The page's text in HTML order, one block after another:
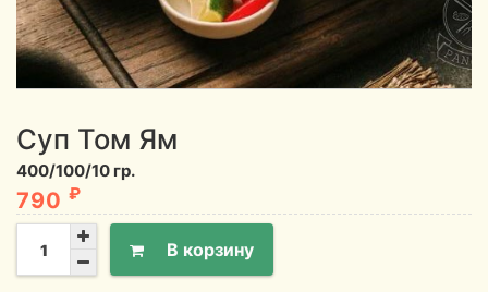
Суп Том Ям
400/100/10 гр.
790 ₽
В корзину